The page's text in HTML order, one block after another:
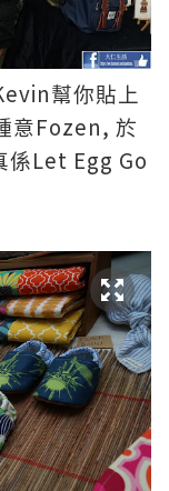
幫你貼上
意Fozen, 於
係Let Egg Go